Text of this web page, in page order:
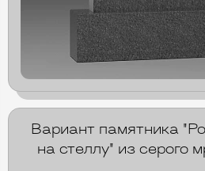
Вариант памятника
на стеллу" из серого